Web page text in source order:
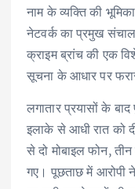
नाम के व्यक्ति की
नेटवर्क का प्रमुख
क्राइम ब्रांच की एक
सूचना के आधार पर
लगातार प्रयासों के
इलाके से आधी रात को
से दो मोबाइल फोन,
गए। पूछताछ में आरोपी